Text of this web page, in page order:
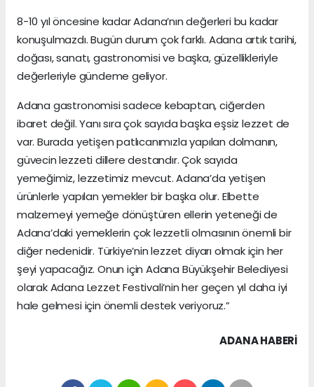
8-10 yıl öncesine kadar Adana’nın değerleri bu kadar
konuşulmazdı. Bugün durum çok farklı. Adana artık tarihi,
doğası, sanatı, gastronomisi ve başka, güzellikleriyle
değerleriyle gündeme geliyor.
Adana gastronomisi sadece kebaptan, ciğerden
ibaret değil. Yanı sıra çok sayıda başka eşsiz lezzet de
var. Burada yetişen patlıcanımızla yapılan dolmanın,
güvecin lezzeti dillere destandır. Çok sayıda
yemeğimiz, lezzetimiz mevcut. Adana’da yetişen
ürünlerle yapılan yemekler bir başka olur. Elbette
malzemeyi yemeğe dönüştüren ellerin yeteneği de
Adana’daki yemeklerin çok lezzetli olmasının önemli bir
diğer nedenidir. Türkiye’nin lezzet diyarı olmak için her
şeyi yapacağız. Onun için Adana Büyükşehir Belediyesi
olarak Adana Lezzet Festivali’nin her geçen yıl daha iyi
hale gelmesi için önemli destek veriyoruz.”
ADANA HABERİ